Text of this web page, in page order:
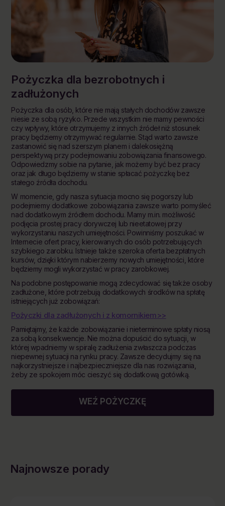
Pożyczka dla bezrobotnych i
zadłużonych
Pożyczka dla osób, które nie mają stałych dochodów zawsze
niesie ze sobą ryzyko. Przede wszystkim nie mamy pewności
czy wpływy, które otrzymujemy z innych źródeł niż stosunek
pracy będziemy otrzymywać regularnie. Stąd warto zawsze
zastanowić się nad szerszym planem i dalekosiężną
perspektywą przy podejmowaniu zobowiązania finansowego.
Odpowiedzmy sobie na pytanie, jak możemy być bez pracy
oraz jak długo będziemy w stanie spłacać pożyczkę bez
stałego źródła dochodu.
W momencie, gdy nasza sytuacja mocno się pogorszy lub
podejmiemy dodatkowe zobowiązania zawsze warto pomyśleć
nad dodatkowym źródłem dochodu. Mamy m.in. możliwość
podjęcia prostej pracy dorywczej lub nieetatowej przy
wykorzystaniu naszych umiejętności. Powinniśmy poszukać w
Internecie ofert pracy, kierowanych do osób potrzebujących
szybkiego zarobku. Istnieje także szeroka oferta bezpłatnych
kursów, dzięki którym nabierzemy nowych umiejętności, które
będziemy mogli wykorzystać w pracy zarobkowej.
Na podobne postępowanie mogą zdecydować się także osoby
zadłużone, które potrzebują dodatkowych środków na spłatę
istniejących już zobowiązań:
Pożyczki dla zadłużonych i z komornikiem>>
Pamiętajmy, że każde zobowiązanie i nieterminowe spłaty niosą
za sobą konsekwencje. Nie można dopuścić do sytuacji, w
której wpadniemy w spiralę zadłużenia zwłaszcza podczas
niepewnej sytuacji na rynku pracy. Zawsze decydujmy się na
najkorzystniejsze i najbezpieczniejsze dla nas rozwiązania,
żeby ze spokojem móc cieszyć się dodatkową gotówką.
WEŹ POŻYCZKĘ
Najnowsze porady